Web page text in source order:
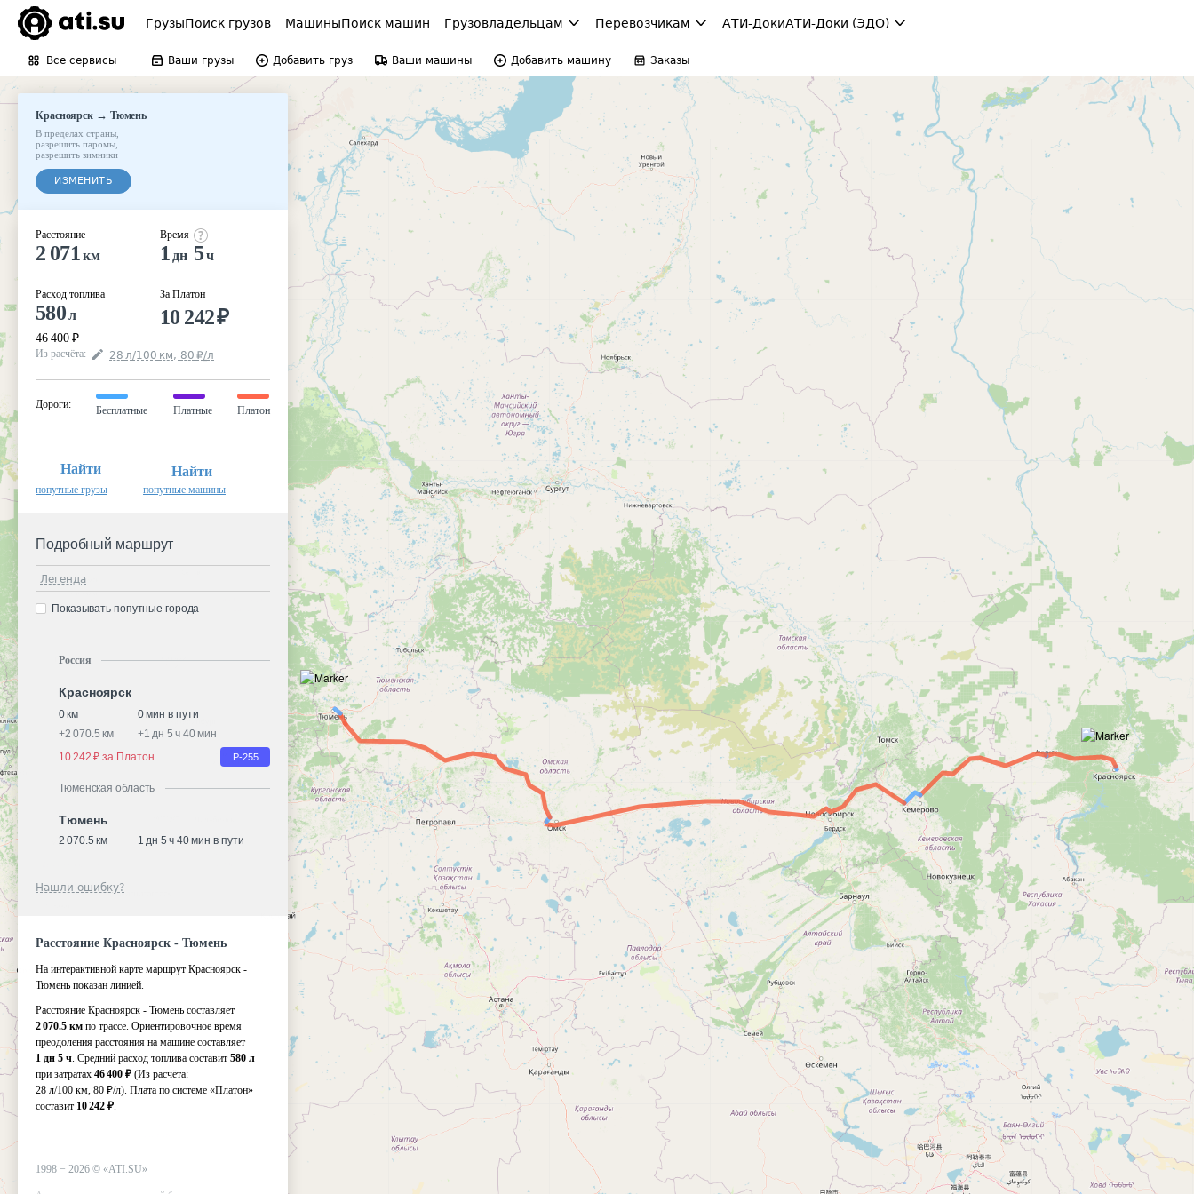
ГрузыПоиск грузов МашиныПоиск машин Грузовладельцам Перевозчикам АТИ-ДокиАТИ-Доки (ЭДО)
Все сервисы Ваши грузы Добавить груз Ваши машины Добавить машину Заказы
Красноярск → Тюмень
В пределах страны
разрешить паромы
разрешить зимники
ИЗМЕНИТЬ
Расстояние
2 071 км
Расход топлива
580л
46 400 ₽
Время
1 дн 5 ч
За Платон
10 242₽
Из расчёта: 28 л/100 км, 80 ₽/л
Дороги:
Бесплатные Платные Платон
Найти
попутные грузы
Найти
попутные машины
Подробный маршрут
Легенда
Показывать попутные города
Россия
Красноярск
0 км
0 мин в пути
+2 070.5 км +1 дн 5 ч 40 мин
10 242 ₽ за Платон
Р-255
Тюменская область
Тюмень
2 070.5 км 1 дн 5 ч 40 мин в пути
Нашли ошибку?
Расстояние Красноярск - Тюмень
На интерактивной карте маршрут Красноярск -
Тюмень показан линией.
Расстояние Красноярск - Тюмень составляет
2 070.5 км по трассе. Ориентировочное время
преодоления расстояния на машине составляет
1 дн 5 ч. Средний расход топлива составит 580 л
при затратах 46 400 ₽ (Из расчёта:
28 л/100 км, 80 ₽/л). Плата по системе «Платон»
составит 10 242 ₽.
1998 − 2026 © «ATI.SU»